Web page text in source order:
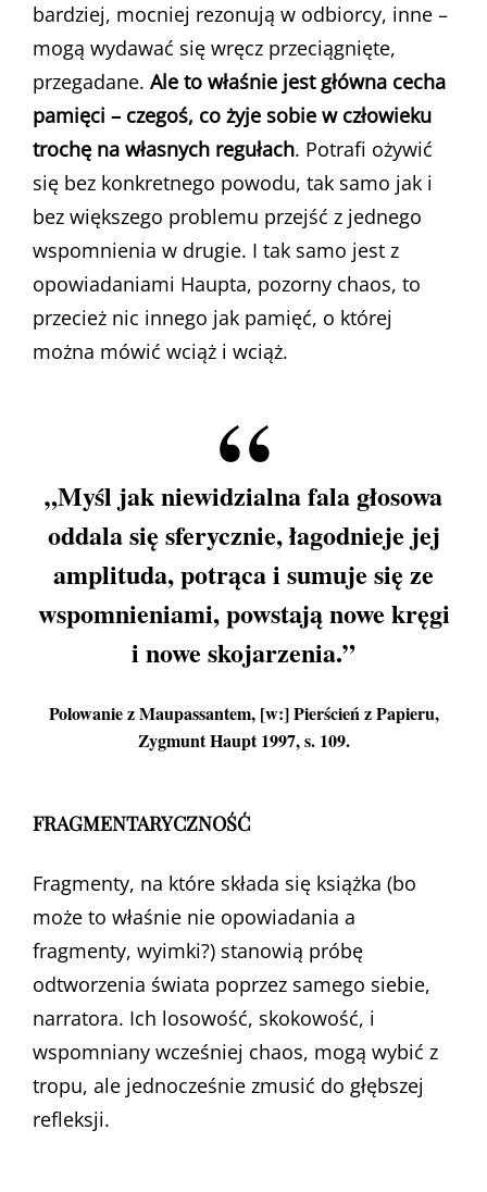
bardziej, mocniej rezonują w odbiorcy, inne –
mogą wydawać się wręcz przeciągnięte,
przegadane. Ale to właśnie jest główna cecha
pamięci – czegoś, co żyje sobie w człowieku
trochę na własnych regułach. Potrafi ożywić
się bez konkretnego powodu, tak samo jak i
bez większego problemu przejść z jednego
wspomnienia w drugie. I tak samo jest z
opowiadaniami Haupta, pozorny chaos, to
przecież nic innego jak pamięć, o której
można mówić wciąż i wciąż.
„Myśl jak niewidzialna fala głosowa
oddala się sferycznie, łagodnieje jej
amplituda, potrąca i sumuje się ze
wspomnieniami, powstają nowe kręgi
i nowe skojarzenia.”
Polowanie z Maupassantem, [w:] Pierścień z Papieru,
Zygmunt Haupt 1997, s. 109.
FRAGMENTARYCZNOŚĆ
Fragmenty, na które składa się książka (bo
może to właśnie nie opowiadania a
fragmenty, wyimki?) stanowią próbę
odtworzenia świata poprzez samego siebie,
narratora. Ich losowość, skokowość, i
wspomniany wcześniej chaos, mogą wybić z
tropu, ale jednocześnie zmusić do głębszej
refleksji.